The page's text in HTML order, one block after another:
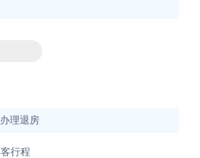
理退房
行程